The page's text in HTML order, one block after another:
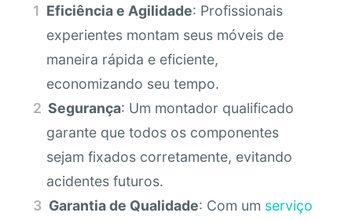
Eficiência e Agilidade: Profissionais
experientes montam seus móveis de
maneira rápida e eficiente,
economizando seu tempo.
Segurança: Um montador qualificado
garante que todos os componentes
sejam fixados corretamente, evitando
acidentes futuros.
Garantia de Qualidade: Com um serviço